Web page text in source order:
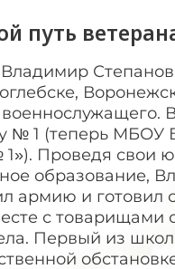
путь
1 (теперь МБОУ
1»). Проведя свои
образование,
армию и готовил
с товарищами
Первый из